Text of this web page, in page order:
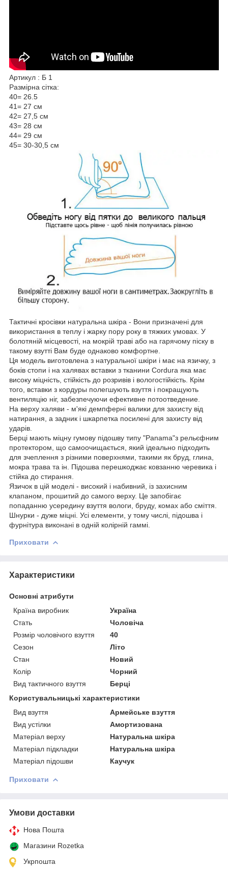
Артикул : Б 1
Размірна сітка:
40= 26.5
41= 27 см
42= 27,5 см
43= 28 см
44= 29 см
45= 30-30,5 см
Тактичні кросівки натуральна шкіра - Вони призначені для
використання в теплу і жарку пору року в тяжких умовах. У
болотяній місцевості, на мокрій траві або на гарячому піску в
такому взутті Вам буде однаково комфортне.
Ця модель виготовлена з натуральної шкіри і має на язичку, з
боків стопи і на халявах вставки з тканини Cordura яка має
високу міцність, стійкість до розривів і вологостійкість. Крім
того, вставки з кордуры полегшують взуття і покращують
вентиляцію ніг, забезпечуючи ефективне потоотведение.
На верху халяви - м'які демпферні валики для захисту від
натирання, а задник і шкарпетка посилені для захисту від
ударів.
Берці мають міцну гумову підошву типу "Panama"з рельєфним
протектором, що самоочищається, який ідеально підходить
для зчеплення з різними поверхнями, такими як бруд, глина,
мокра трава та ін. Підошва перешкоджає ковзанню черевика і
стійка до стирання.
Язичок в цій моделі - високий і набивний, із захисним
клапаном, прошитий до самого верху. Це запобігає
попаданню усередину взуття вологи, бруду, комах або сміття.
Шнурки - дуже міцні. Усі елементи, у тому числі, підошва і
фурнітура виконані в одній колірній гаммі.
Приховати
Характеристики
Основні атрибути
Країна виробник
Україна
Стать
Чоловіча
Розмір чоловічого взуття
40
Сезон
Літо
Стан
Новий
Колір
Чорний
Вид тактичного взуття
Берці
Користувальницькі характеристики
Вид взуття
Армейське взуття
Вид устілки
Амортизована
Матеріал верху
Натуральна шкіра
Матеріал підкладки
Натуральна шкіра
Матеріал підошви
Каучук
Приховати
Умови доставки
Нова Пошта
Магазини Rozetka
Укрпошта